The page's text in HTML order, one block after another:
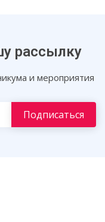
рассылку
и мероприятия